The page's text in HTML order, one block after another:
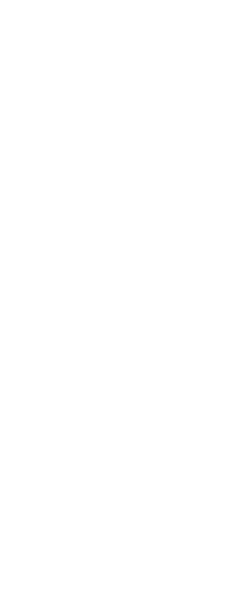
du har sparat och